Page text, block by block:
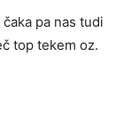
pa nas tudi
top tekem oz.